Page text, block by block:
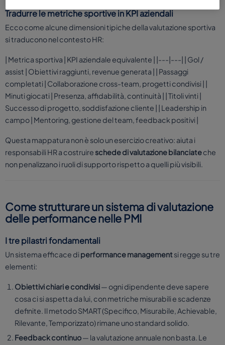
Tradurre le metriche sportive in KPI aziendali
Ecco come alcune dimensioni tipiche della valutazione sportiva
si traducono nel contesto HR:
| Metrica sportiva | KPI aziendale equivalente | |---|---| | Gol /
assist | Obiettivi raggiunti, revenue generata | | Passaggi
completati | Collaborazione cross-team, progetti condivisi | |
Minuti giocati | Presenza, affidabilità, continuità | | Titoli vinti |
Successo di progetto, soddisfazione cliente | | Leadership in
campo | Mentoring, gestione del team, feedback positivi |
Questa mappatura non è solo un esercizio creativo: aiuta i
responsabili HR a costruire schede di valutazione bilanciateche
non penalizzano i ruoli di supporto rispetto a quelli più visibili.
Come strutturare un sistema di valutazione
delle performance nelle PMI
I tre pilastri fondamentali
Un sistema efficace di performance managementsi regge su tre
elementi:
Obiettivi chiari e condivisi— ogni dipendente deve sapere
cosa ci si aspetta da lui, con metriche misurabili e scadenze
definite. Il metodo SMART (Specifico, Misurabile, Achievable,
Rilevante, Temporizzato) rimane uno standard solido.
Feedback continuo— la valutazione annuale non basta. Le